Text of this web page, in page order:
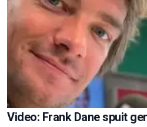
Video: Frank Dane spuit